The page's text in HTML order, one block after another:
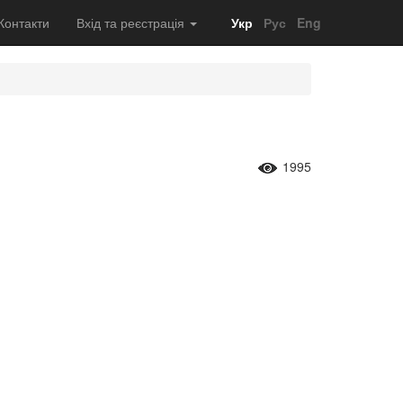
Вхід та реєстрація Укр Рус Eng
1995